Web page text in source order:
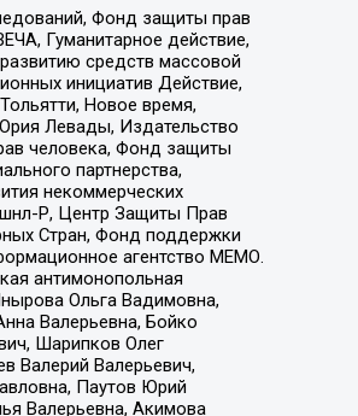
Фонд защиты прав
Гуманитарное действие,
средств массовой
инициатив Действие,
Новое время,
Левады, Издательство
человека, Фонд защиты
партнерства,
некоммерческих
Р, Центр Защиты Прав
Стран, Фонд поддержки
агентство МЕМО.
антимонопольная
Ольга Вадимовна,
Валерьевна, Бойко
Шарипков Олег
Валерий Валерьевич,
Паутов Юрий
Валерьевна, Акимова